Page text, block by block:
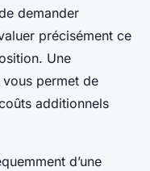
demander
précisément ce
Une
permet de
additionnels
d’une